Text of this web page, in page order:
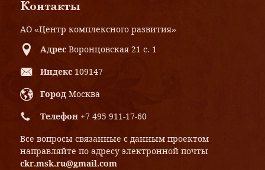
Контакты
АО «Центр комплексного развития»
Адрес Воронцовская 21 с. 1
Индекс 109147
Город Москва
Телефон +7 495 911-17-60
Все вопросы связанные с данным проектом
направляйте по адресу электронной почты
ckr.msk.ru@gmail.com